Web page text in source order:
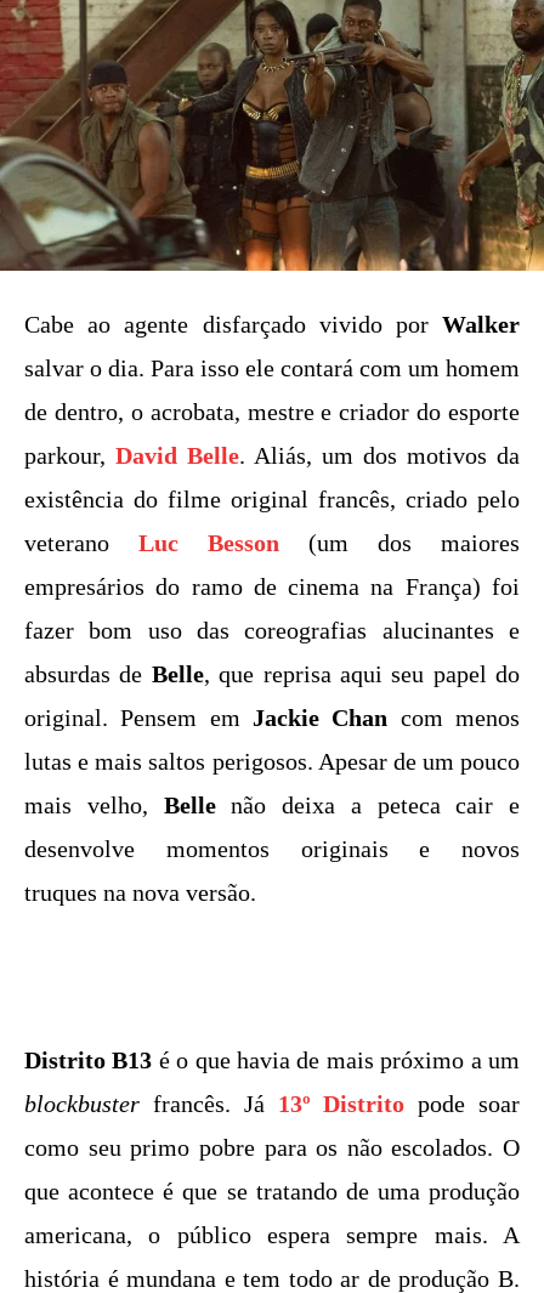
Cabe ao agente disfarçado vivido porWalker
salvar o dia. Para isso ele contará com um homem
de dentro, o acrobata, mestre e criador do esporte
parkour, David Belle. Aliás, um dos motivos da
existência do filme original francês, criado pelo
veterano Luc Besson (um dos maiores
empresários do ramo de cinema na França) foi
fazer bom uso das coreografias alucinantes e
absurdas de Belle, que reprisa aqui seu papel do
original. Pensem em Jackie Chan com menos
lutas e mais saltos perigosos. Apesar de um pouco
mais velho, Bellenão deixa a peteca cair e
desenvolve momentos originais e novos
truques na nova versão.
Distrito B13 é o que havia de mais próximo a um
blockbuster francês. Já 13º Distrito pode soar
como seu primo pobre para os não escolados. O
que acontece é que se tratando de uma produção
americana, o público espera sempre mais. A
história é mundana e tem todo ar de produção B.